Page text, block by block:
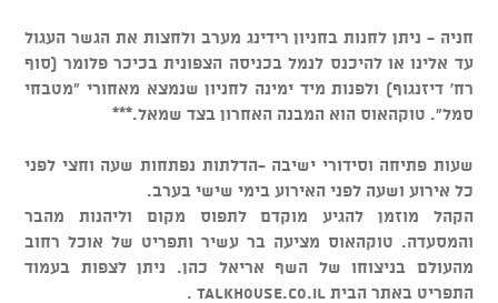
חניה - ניתן לחנות בחניון רידינג מערב ולחצות את הגשר העגול
עד אלינו או להיכנס לנמל בכניסה הצפונית בכיכר פלומר (סוף
רח' דיזנגוף) ולפנות מיד ימינה לחניון שנמצא מאחורי "מטבחי
סמל". טוקהאוס הוא המבנה האחרון בצד שמאל.***
שעות פתיחה וסידורי ישיבה -הדלתות נפתחות שעה וחצי לפני
כל אירוע ושעה לפני האירוע בימי שישי בערב.
הקהל מוזמן להגיע מוקדם לתפוס מקום וליהנות מהבר
והמסעדה. טוקהאוס מציעה בר עשיר ותפריט של אוכל רחוב
מהעולם בניצוחו של השף אריאל כהן. ניתן לצפות בעמוד
התפריט באתר הבית talkhouse.co.il .